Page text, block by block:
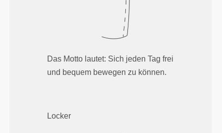
Das Motto lautet: Sich jeden Tag frei
und bequem bewegen zu können.
Locker